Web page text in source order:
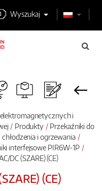
Wyszukaj
i
Produkty
Przekaźniki do
i ogrzewania
interfejsowe PIR6W-1P
DC (SZARE) (CE)
(CE)